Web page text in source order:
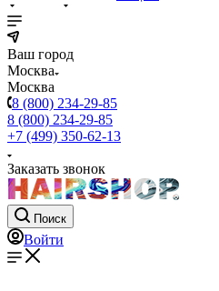
Ваш город
Москва
Москва
8 (800) 234-29-85
8 (800) 234-29-85
+7 (499) 350-62-13
Заказать звонок
Поиск
Войти